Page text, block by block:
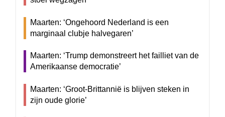
Maarten: ‘Ongehoord Nederland is een
marginaal clubje halvegaren’
Maarten: ‘Trump demonstreert het failliet van de
Amerikaanse democratie’
Maarten: ‘Groot-Brittannië is blijven steken in
zijn oude glorie’